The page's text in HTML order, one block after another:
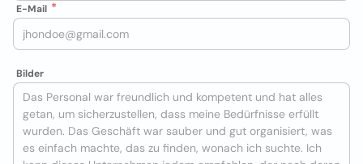
E-Mail
Bilder